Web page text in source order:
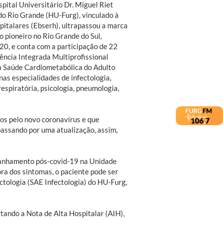
Universitário Dr. Miguel Riet
Rio Grande (HU-Furg), vinculado à
(Ebserh), ultrapassou a marca
no Rio Grande do Sul,
e conta com a participação de 22
Integrada Multiprofissional
Cardiometabólica do Adulto
especialidades de infectologia,
psicologia, pneumologia,
pelo novo coronavírus e que
por uma atualização, assim,
pós-covid-19 na Unidade
dos sintomas, o paciente pode ser
(SAE Infectologia) do HU-Furg,
a Nota de Alta Hospitalar (AIH),